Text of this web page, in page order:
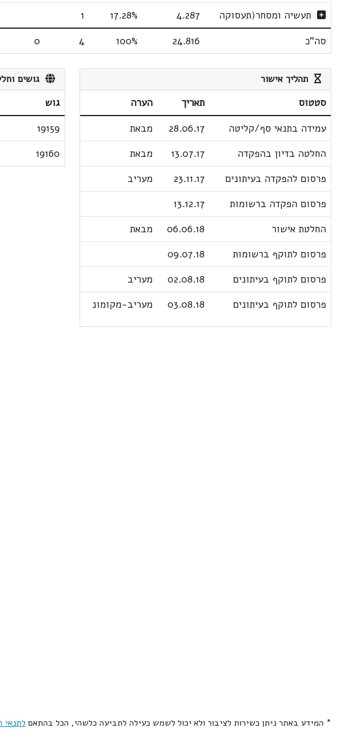
תעשיה ומסחר(תעסוקה
4.287
17.28%
1
סה"כ
24.816
100%
4
0
תהליך אישור
סטטוס תאריך
הערה
עמידה בתנאי סף/קליטה
28.06.17
מבאת
החלטה בדיון בהפקדה
13.07.17
מבאת
פרסום להפקדה בעיתונים
23.11.17
מעריב
פרסום הפקדה ברשומות
13.12.17
החלטת אישור
06.06.18
מבאת
פרסום לתוקף ברשומות
09.07.18
פרסום לתוקף בעיתונים
02.08.18
מעריב
פרסום לתוקף בעיתונים
03.08.18 מעריב-מקומונ
גושים
גוש
19159
19160
* המידע באתר ניתן כשירות לציבור ולא יכול לשמש כעילה לתביעה כלשהי, הכל בהתאם לתנאי